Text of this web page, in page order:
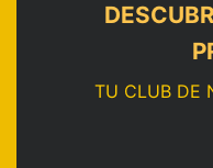
TU CLUB DE